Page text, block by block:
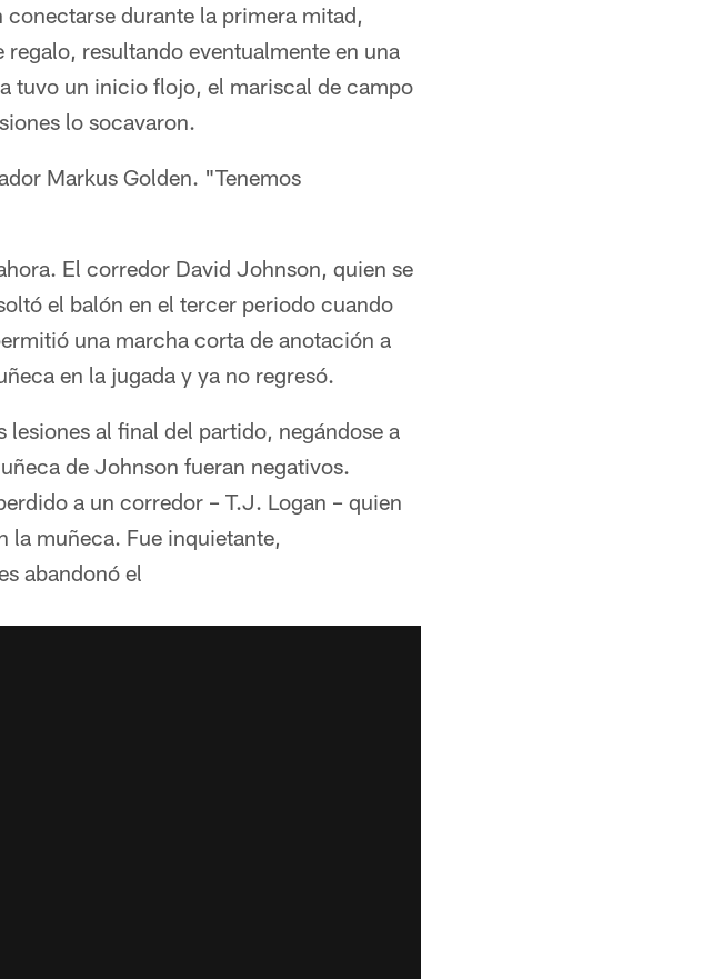
durante la primera mitad,
resultando eventualmente en una
tuvo un inicio flojo, el mariscal de campo
lo socavaron.
Markus Golden. "Tenemos
El corredor David Johnson, quien se
el balón en el tercer periodo cuando
una marcha corta de anotación a
en la jugada y ya no regresó.
al final del partido, negándose a
de Johnson fueran negativos.
a un corredor – T.J. Logan – quien
la muñeca. Fue inquietante,
abandonó el